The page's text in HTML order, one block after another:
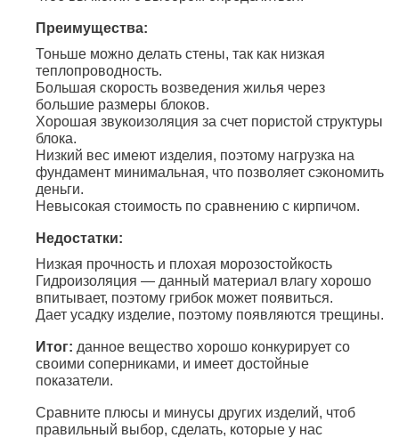
Преимущества:
Тоньше можно делать стены, так как низкая
теплопроводность.
Большая скорость возведения жилья через
большие размеры блоков.
Хорошая звукоизоляция за счет пористой структуры
блока.
Низкий вес имеют изделия, поэтому нагрузка на
фундамент минимальная, что позволяет сэкономить
деньги.
Невысокая стоимость по сравнению с кирпичом.
Недостатки:
Низкая прочность и плохая морозостойкость
Гидроизоляция — данный материал влагу хорошо
впитывает, поэтому грибок может появиться.
Дает усадку изделие, поэтому появляются трещины.
Итог: данное вещество хорошо конкурирует со
своими соперниками, и имеет достойные
показатели.
Сравните плюсы и минусы других изделий, чтоб
правильный выбор, сделать, которые у нас